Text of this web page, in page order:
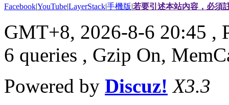
Facebook|YouTube|LayerStack|手機版|若要引述本站內容，必須
GMT+8, 2026-8-6 20:45 ,
6 queries , Gzip On,
Powered by Discuz! X3.3